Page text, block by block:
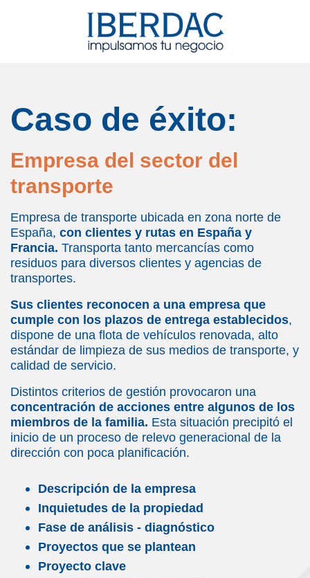
Caso de éxito:
Empresa del sector del
transporte
Empresa de transporte ubicada en zona norte de
España, con clientes y rutas en España y
Francia. Transporta tanto mercancías como
residuos para diversos clientes y agencias de
transportes.
Sus clientes reconocen a una empresa que
cumple con los plazos de entrega establecidos,
dispone de una flota de vehículos renovada, alto
estándar de limpieza de sus medios de transporte, y
calidad de servicio.
Distintos criterios de gestión provocaron una
concentración de acciones entre algunos de los
miembros de la familia. Esta situación precipitó el
inicio de un proceso de relevo generacional de la
dirección con poca planificación.
Descripción de la empresa
Inquietudes de la propiedad
Fase de análisis - diagnóstico
Proyectos que se plantean
Proyecto clave